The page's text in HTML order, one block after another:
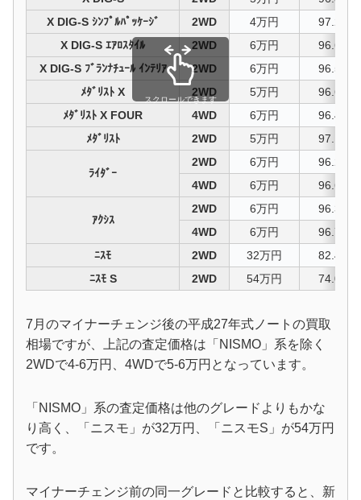
X DIG-S ｼﾝﾌﾟﾙﾊﾟｯｹｰｼﾞ
2WD 4万円
97.2%
X DIG-S ｴｱﾛｽﾀｲﾙ
2WD 6万円
96.6%
X DIG-S ﾌﾞﾗﾝﾅﾁｭｰﾙ ｲﾝﾃﾘｱ
2WD 6万円
96.5%
ﾒﾀﾞﾘｽﾄ X
2WD 5万円
96.6%
ﾒﾀﾞﾘｽﾄ X FOUR
4WD 6万円
96.4%
ﾒﾀﾞﾘｽﾄ
2WD 5万円 97.1%
ﾗｲﾀﾞｰ
2WD 6万円
96.2%
4WD
6万円 96.6%
ｱｸｼｽ
2WD 6万円
96.3%
4WD
6万円
96.7%
ﾆｽﾓ
2WD 32万円
82.4%
ﾆｽﾓ S
2WD 54万円 74.0%
スクロールできます
7月のマイナーチェンジ後の平成27年式ノートの買取
相場ですが、上記の査定価格は「NISMO」系を除く
2WDで4-6万円、4WDで5-6万円となっています。
「NISMO」系の査定価格は他のグレードよりもかな
り高く、「ニスモ」が32万円、「ニスモS」が54万円
です。
マイナーチェンジ前の同一グレードと比較すると、新